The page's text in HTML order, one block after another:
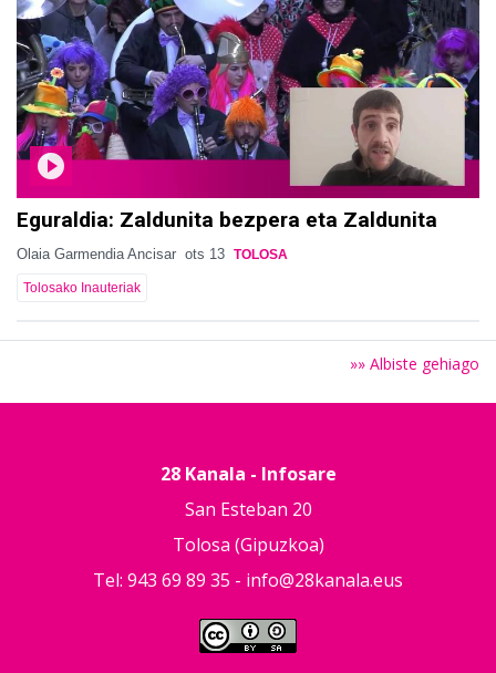
Eguraldia: Zaldunita bezpera eta Zaldunita
Olaia Garmendia Ancisar ots 13 TOLOSA
Tolosako Inauteriak
»» Albiste gehiago
28 Kanala - Infosare
San Esteban 20
Tolosa (Gipuzkoa)
Tel: 943 69 89 35 - info@28kanala.eus